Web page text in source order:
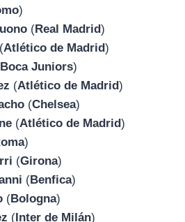
)
(Real Madrid)
Atlético de Madrid)
Boca Juniors)
(Atlético de Madrid)
(Chelsea)
(Atlético de Madrid)
)
(Girona)
(Benfica)
(Bologna)
(Inter de Milán)